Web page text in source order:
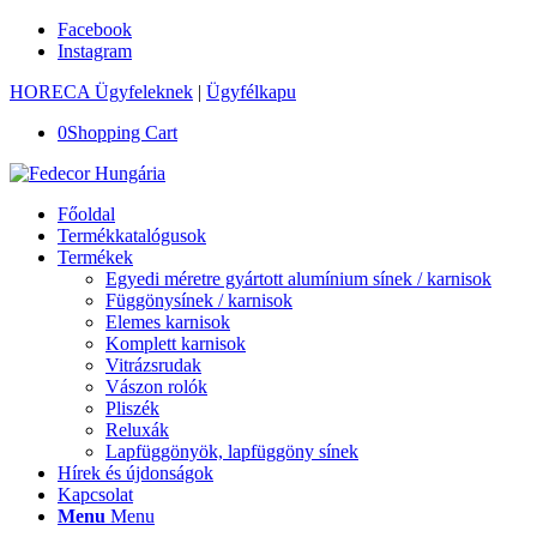
Facebook
Instagram
HORECA Ügyfeleknek | Ügyfélkapu
0Shopping Cart
Főoldal
Termékkatalógusok
Termékek
Egyedi méretre gyártott alumínium sínek / karnisok
Függönysínek / karnisok
Elemes karnisok
Komplett karnisok
Vitrázsrudak
Vászon rolók
Pliszék
Reluxák
Lapfüggönyök, lapfüggöny sínek
Hírek és újdonságok
Kapcsolat
Menu Menu